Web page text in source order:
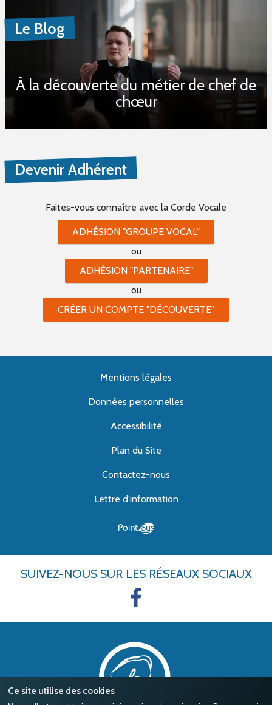
Ce site utilise des cookies
Le Blog
À la découverte du métier de chef de
chœur
Devenir Adhérent
Faites-vous connaître avec la Corde Vocale
ADHÉSION "GROUPE VOCAL"
ou
ADHÉSION "PARTENAIRE"
ou
CRÉER UN COMPTE "DÉCOUVERTE"
Mentions légales
Données personnelles
Accessibilité
Plan du Site
Contactez-nous
Lettre d'information
SUIVEZ-NOUS SUR LES RÉSEAUX SOCIAUX